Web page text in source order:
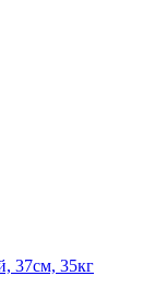
37см, 35кг